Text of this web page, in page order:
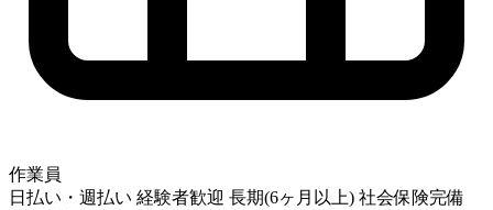
作業員
日払い・週払い 経験者歓迎 長期(6ヶ月以上) 社会保険完備